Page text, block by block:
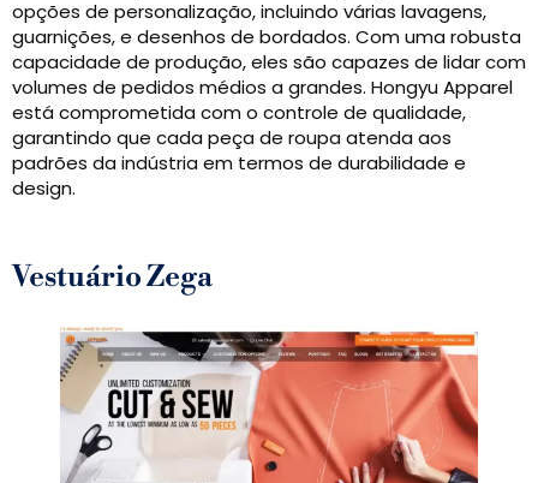
opções de personalização, incluindo várias lavagens,
guarnições, e desenhos de bordados. Com uma robusta
capacidade de produção, eles são capazes de lidar com
volumes de pedidos médios a grandes. Hongyu Apparel
está comprometida com o controle de qualidade,
garantindo que cada peça de roupa atenda aos
padrões da indústria em termos de durabilidade e
design.
Vestuário Zega